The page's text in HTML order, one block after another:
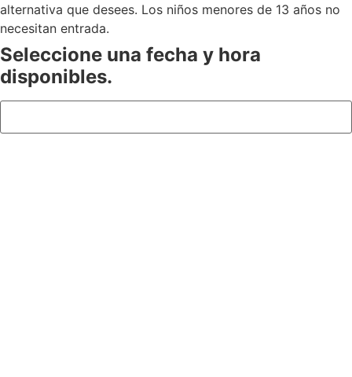
alternativa que desees. Los niños menores de 13 años no
necesitan entrada.
Seleccione una fecha y hora
disponibles.